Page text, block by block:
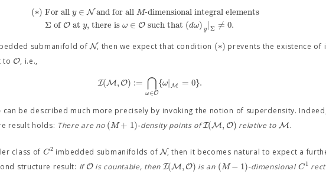
(∗) For ally ∈ Nand for allM-dimensional integral elements
Σ ofOaty, there isω ∈ Osuch that (dω) y|Σ /
= 0.
submanifold ofN, then we expect that condition (∗) prevents the existence
to O, i.e.,
I(M,O) := ⋂
ω∈O
{ω|M = 0}.
can be described much more precisely by invoking the notion of superdensity.
result holds: There are no (M+ 1)-density points ofI(M, O) relative to M.
class of C2 imbedded submanifolds ofN, then it becomes natural to expect a
structure result: IfOis countable, thenI(M,O) is an (M − 1)-dimensional C1